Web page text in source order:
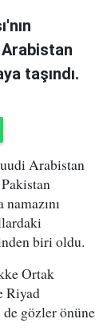
taşındı.
Arabistan
biri oldu.
Ortak
Riyad
gözler önüne